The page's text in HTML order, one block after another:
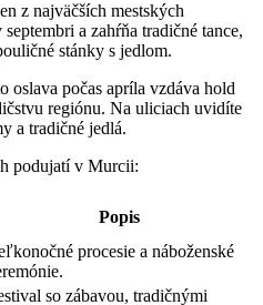
z​ najväčších mestských
a zahŕňa tradičné tance,
stánky s jedlom.
oslava počas apríla vzdáva hold
regiónu. Na uliciach uvidíte
a ‍tradičné jedlá.
podujatí v Murcii:
Popis
procesie a náboženské
so zábavou, tradičnými